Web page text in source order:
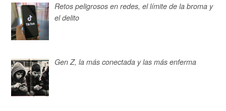
Retos peligrosos en redes, el límite de la broma y
el delito
Gen Z, la más conectada y las más enferma